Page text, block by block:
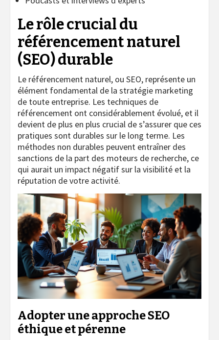
Le rôle crucial du
référencement naturel
(SEO) durable
Le référencement naturel, ou SEO, représente un
élément fondamental de la stratégie marketing
de toute entreprise. Les techniques de
référencement ont considérablement évolué, et il
devient de plus en plus crucial de s’assurer que ces
pratiques sont durables sur le long terme. Les
méthodes non durables peuvent entraîner des
sanctions de la part des moteurs de recherche, ce
qui aurait un impact négatif sur la visibilité et la
réputation de votre activité.
Adopter une approche SEO
éthique et pérenne